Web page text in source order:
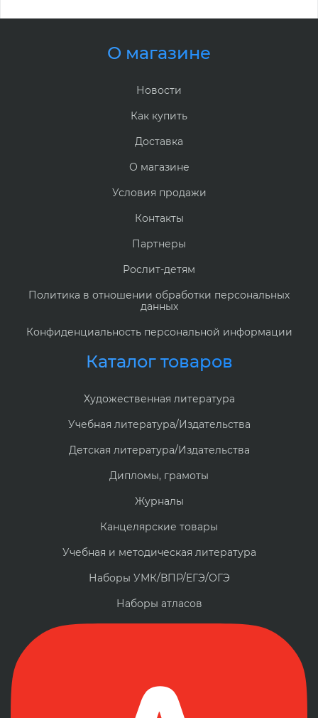
О магазине
Новости
Как купить
Доставка
О магазине
Условия продажи
Контакты
Партнеры
Рослит-детям
Политика в отношении обработки персональных
данных
Конфиденциальность персональной информации
Каталог товаров
Художественная литература
Учебная литература/Издательства
Детская литература/Издательства
Дипломы, грамоты
Журналы
Канцелярские товары
Учебная и методическая литература
Наборы УМК/ВПР/ЕГЭ/ОГЭ
Наборы атласов